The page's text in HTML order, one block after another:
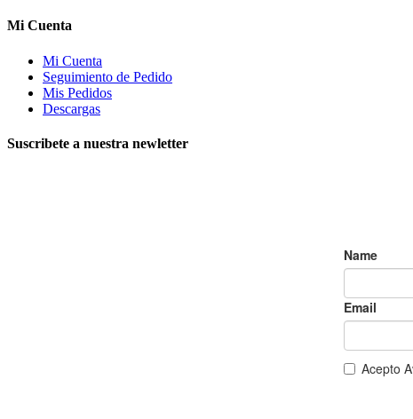
Mi Cuenta
Mi Cuenta
Seguimiento de Pedido
Mis Pedidos
Descargas
Suscribete a nuestra newletter